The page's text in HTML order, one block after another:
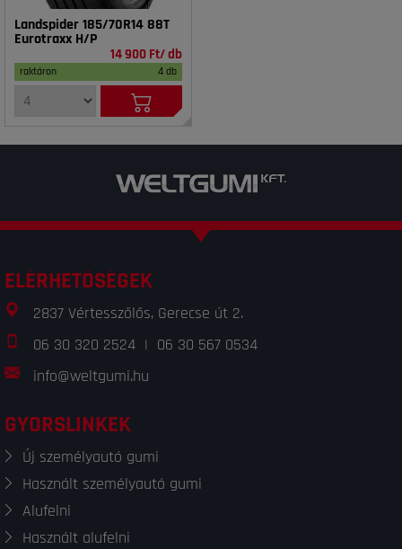
Landspider 185/70R14 88T
Eurotraxx H/P
14 900 Ft/ db
raktáron 4 db
ELÉRHETŐSÉGEK
2837 Vértesszőlős, Gerecse út 2.
06 30 320 2524 | 06 30 567 0534
info@weltgumi.hu
GYORSLINKEK
Új személyautó gumi
Használt személyautó gumi
Alufelni
Használt alufelni